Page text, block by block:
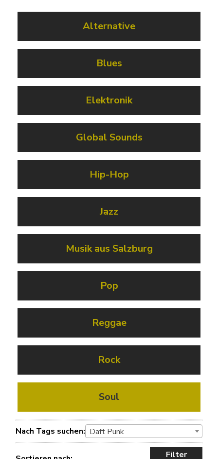
Alternative
Blues
Elektronik
Global Sounds
Hip-Hop
Jazz
Musik aus Salzburg
Pop
Reggae
Rock
Soul
Nach Tags suchen: Daft Punk
Filter